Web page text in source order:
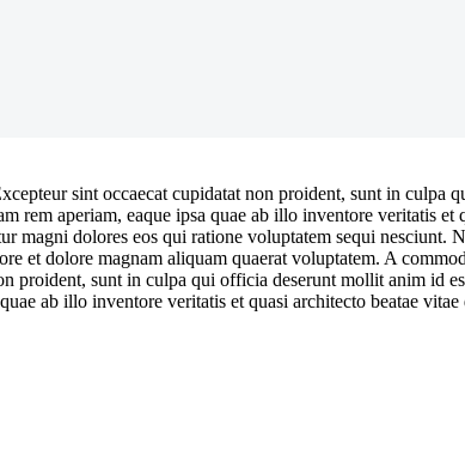
sint occaecat cupidatat non proident, sunt in culpa
rem aperiam, eaque ipsa quae ab illo inventore veritatis et
magni dolores eos qui ratione voluptatem sequi nesciunt.
et dolore magnam aliquam quaerat voluptatem. A
proident, sunt in culpa qui officia deserunt mollit anim id
ab illo inventore veritatis et quasi architecto beatae